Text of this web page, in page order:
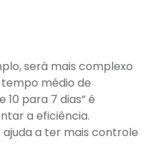
será mais complexo
tempo médio de
para 7 dias” é
a eficiência.
ajuda a ter mais controle